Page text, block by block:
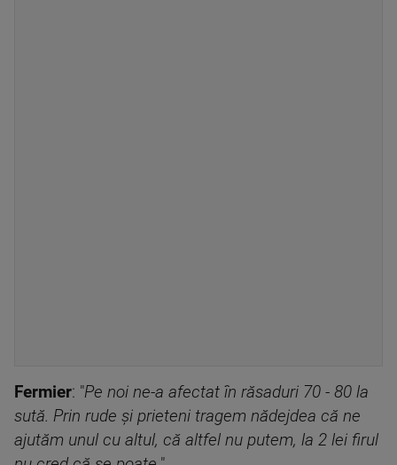
Fermier: "Pe noi ne-a afectat în răsaduri 70 - 80 la
sută. Prin rude şi prieteni tragem nădejdea că ne
ajutăm unul cu altul, că altfel nu putem, la 2 lei firul